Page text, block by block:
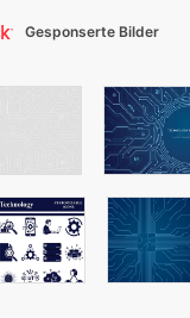
Gesponserte Bilder